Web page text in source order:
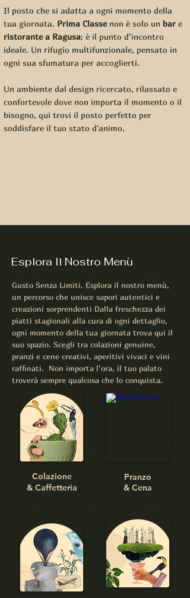
Il posto che si adatta a ogni momento della
tua giornata. Prima Classenon è solo un bare
ristorante a Ragusa: è il punto d’incontro
ideale. Un rifugio multifunzionale, pensato in
ogni sua sfumatura per accoglierti.
Un ambiente dal design ricercato, rilassato e
confortevole dove non importa il momento o il
bisogno, qui trovi il posto perfetto per
soddisfare il tuo stato d'animo.
Esplora Il Nostro Menù
Gusto Senza Limiti. Esplora il nostro menù,
un percorso che unisce sapori autentici e
creazioni sorprendenti Dalla freschezza dei
piatti stagionali alla cura di ogni dettaglio,
ogni momento della tua giornata trova qui il
suo spazio. Scegli tra colazioni genuine,
pranzi e cene creativi, aperitivi vivaci e vini
raffinati. Non importa l’ora, il tuo palato
troverà sempre qualcosa che lo conquista.
Colazione
& Caffetteria
Pranzo
& Cena